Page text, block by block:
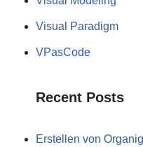
Visual Paradigm
VPasCode
Recent Posts
Erstellen von